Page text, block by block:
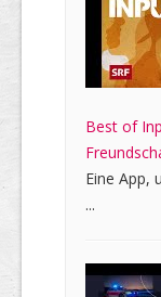
Best of
Eine App,
...